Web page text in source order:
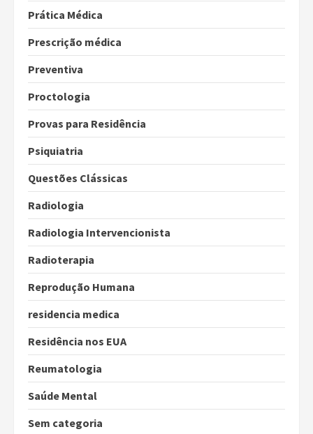
Prática Médica
Prescrição médica
Preventiva
Proctologia
Provas para Residência
Psiquiatria
Questões Clássicas
Radiologia
Radiologia Intervencionista
Radioterapia
Reprodução Humana
residencia medica
Residência nos EUA
Reumatologia
Saúde Mental
Sem categoria